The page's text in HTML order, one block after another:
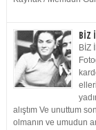
BİZ
BİZ
alıştım Ve unuttum
olmanın ve umudun